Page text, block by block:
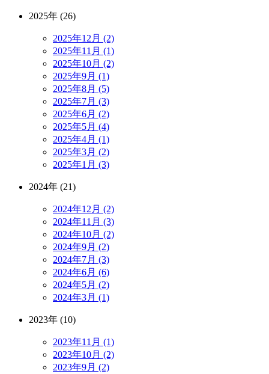
2025年 (26)
2025年12月 (2)
2025年11月 (1)
2025年10月 (2)
2025年9月 (1)
2025年8月 (5)
2025年7月 (3)
2025年6月 (2)
2025年5月 (4)
2025年4月 (1)
2025年3月 (2)
2025年1月 (3)
2024年 (21)
2024年12月 (2)
2024年11月 (3)
2024年10月 (2)
2024年9月 (2)
2024年7月 (3)
2024年6月 (6)
2024年5月 (2)
2024年3月 (1)
2023年 (10)
2023年11月 (1)
2023年10月 (2)
2023年9月 (2)